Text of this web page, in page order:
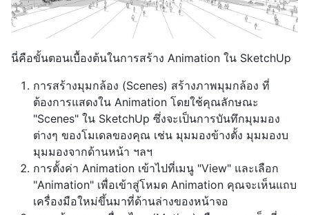
นี่คือขั้นตอนเบื้องต้นในการสร้าง Animation ใน SketchUp
การสร้างมุมกล้อง (Scenes) สร้างภาพมุมกล้อง ที่
ต้องการแสดงใน Animation โดยใช้คุณลักษณะ
"Scenes" ใน SketchUp ซึ่งจะเป็นการบันทึกมุมมอง
ต่างๆ ของโมเดลของคุณ เช่น มุมมองข้างตั้ง มุมมองบ
มุมมองจากด้านหน้า ฯลฯ
การตั้งค่า Animation เข้าไปที่เมนู "View" และเลือก
"Animation" เพื่อเข้าสู่โหมด Animation คุณจะเห็นแถบ
เครื่องมือใหม่ขึ้นมาที่ด้านล่างของหน้าจอ